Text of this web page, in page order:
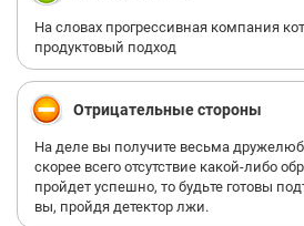
На словах прогрессивная компания
продуктовый подход
Отрицательные стороны
На деле вы получите весьма
скорее всего отсутствие какой-либо
пройдет успешно, то будьте готовы
вы, пройдя детектор лжи.